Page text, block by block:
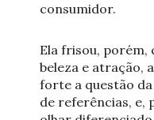
consumidor.
Ela frisou, porém,
beleza e atração,
forte a questão
de referências, e,